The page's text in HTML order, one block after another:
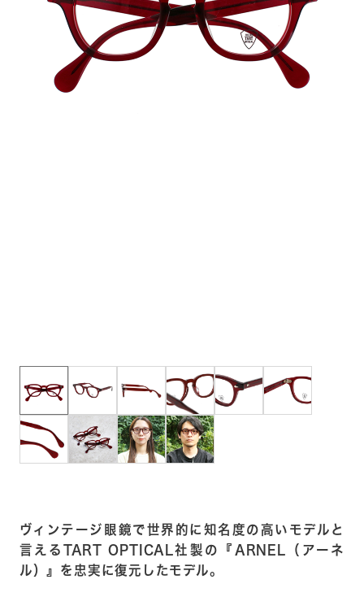
ヴィンテージ眼鏡で世界的に知名度の高いモデルと
言えるTART OPTICAL社製の『ARNEL（アーネ
ル）』を忠実に復元したモデル。